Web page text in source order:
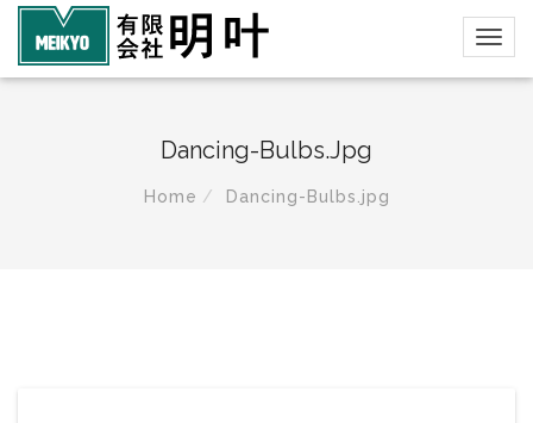
Dancing-Bulbs.jpg
Home Dancing-Bulbs.jpg